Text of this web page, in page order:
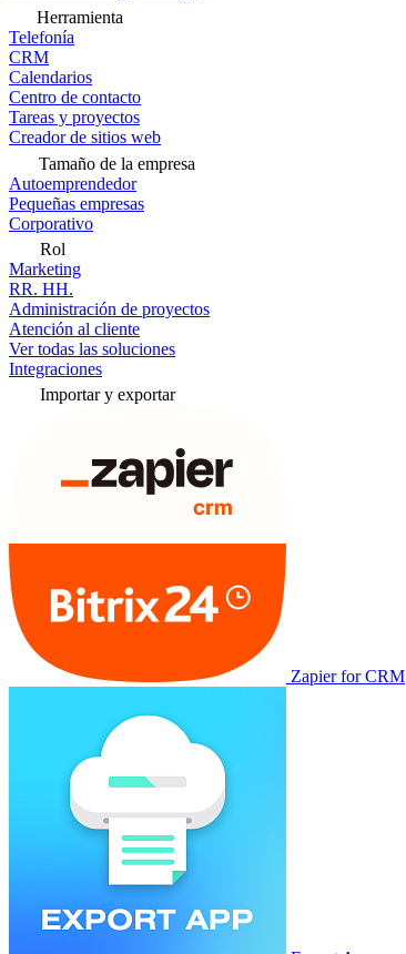
Herramienta
Telefonía
CRM
Calendarios
Centro de contacto
Tareas y proyectos
Creador de sitios web
Tamaño de la empresa
Autoemprendedor
Pequeñas empresas
Corporativo
Rol
Marketing
RR. HH.
Administración de proyectos
Atención al cliente
Ver todas las soluciones
Integraciones
Importar y exportar
Zapier for CRM